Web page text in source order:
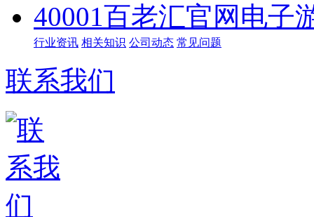
40001百老汇官网电子
行业资讯 相关知识 公司动态 常见问题
联系我们